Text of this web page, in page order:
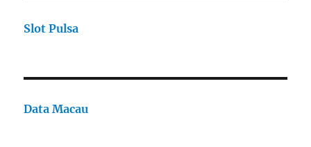
Slot Pulsa
Data Macau